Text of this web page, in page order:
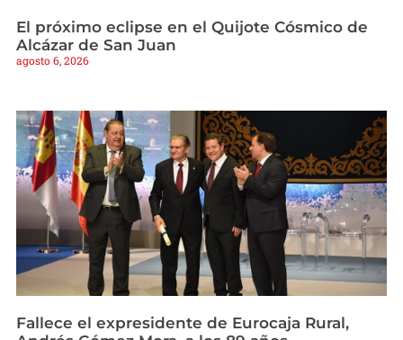
El próximo eclipse en el Quijote Cósmico de
Alcázar de San Juan
agosto 6, 2026
Fallece el expresidente de Eurocaja Rural,